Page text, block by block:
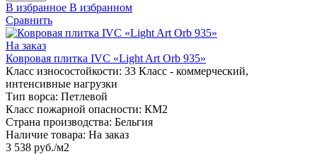
В избранное В избранном
Сравнить
На заказ
Ковровая плитка IVC «Light Art Orb 935»
Класс износостойкости: 33 Класс - коммерческий,
интенсивные нагрузки
Тип ворса: Петлевой
Класс пожарной опасности: КМ2
Страна производства: Бельгия
Наличие товара: На заказ
3 538 руб./м2